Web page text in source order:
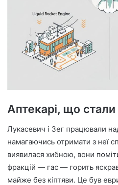
Аптекарі, що
Лукасевич і Зег працювали
намагаючись отримати з неї
виявилася хибною, вони
фракцій — гас — горить
майже без кіптяви. Це був